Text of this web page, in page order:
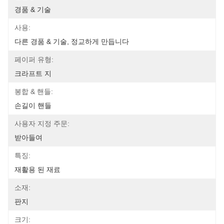
경품 & 기술
사용:
다른 경품 & 기술, 정교하게 만듭니다
페이퍼 유형:
크라프트 지
봉합 & 핸들:
손길이 핸들
사용자 지정 주문:
받아들여
특징:
재활용 된 재료
소재:
판지
크기: